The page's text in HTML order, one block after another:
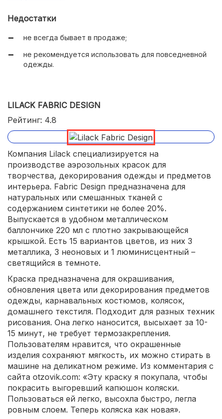
Недостатки
не всегда бывает в продаже;
не рекомендуется использовать для повседневной
одежды.
LILACK FABRIC DESIGN
Рейтинг: 4.8
Компания Lilack специализируется на
производстве аэрозольных красок для
творчества, декорирования одежды и предметов
интерьера. Fabric Design предназначена для
натуральных или смешанных тканей с
содержанием синтетики не более 20%.
Выпускается в удобном металлическом
баллончике 220 мл с плотно закрывающейся
крышкой. Есть 15 вариантов цветов, из них 3
металлика, 3 неоновых и 1 люминисцентный –
светящийся в темноте.
Краска предназначена для окрашивания,
обновления цвета или декорирования предметов
одежды, карнавальных костюмов, колясок,
домашнего текстиля. Подходит для разных техник
рисования. Она легко наносится, высыхает за 10-
15 минут, не требует термозакрепления.
Пользователям нравится, что окрашенные
изделия сохраняют мягкость, их можно стирать в
машине на деликатном режиме. Из комментария с
сайта otzovik.com: «Эту краску я покупала, чтобы
покрасить выгоревший капюшон коляски.
Пользоваться ей легко, высохла быстро, легла
ровным слоем. Теперь коляска как новая».